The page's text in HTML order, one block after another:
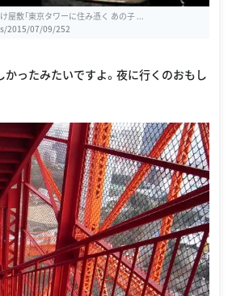
屋敷「東京タワーに住み憑く あの子 ...
2015/07/09/252
かったみたいですよ。夜に行くのおもし